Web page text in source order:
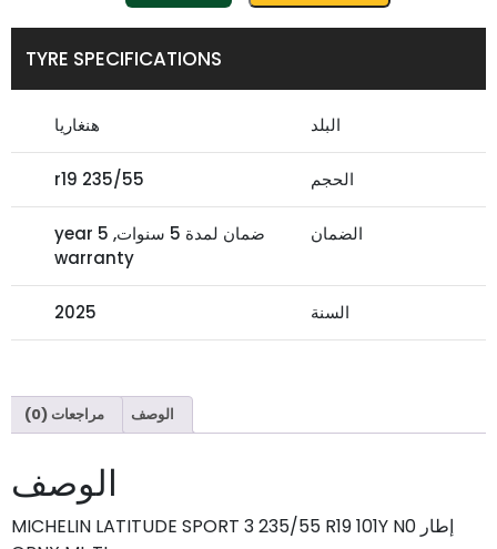
TYRE SPECIFICATIONS
البلد هنغاريا
الحجم 235/55 r19
الضمان
ضمان لمدة 5 سنوات, 5 year
warranty
السنة 2025
الوصف مراجعات (0)
الوصف
إطار MICHELIN LATITUDE SPORT 3 235/55 R19 101Y N0